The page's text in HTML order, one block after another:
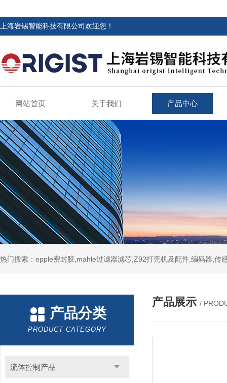
上海岩锡智能科技有限公司欢迎您！
网站首页 关于我们 产品中心
热门搜索：epple密封胶,mahle过滤器滤芯,Z92打壳机及配件,编码器,传
产品分类
PRODUCT CATEGORY
流体控制产品
产品展示 /